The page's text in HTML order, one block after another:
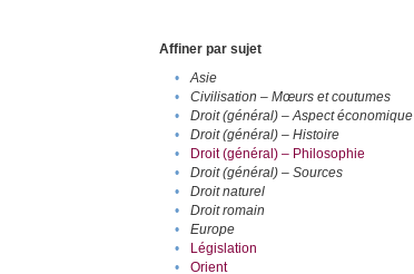
Affiner par sujet
•
Asie
•
Civilisation – Mœurs et coutumes
•
Droit (général) – Aspect économique
•
Droit (général) – Histoire
•
Droit (général) – Philosophie
•
Droit (général) – Sources
•
Droit naturel
•
Droit romain
•
Europe
•
Législation
•
Orient